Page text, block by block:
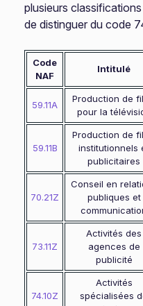
plusieurs
de distinguer du code
Code
NAF
Intitulé
59.11A
Production de
pour la
59.11B
Production de
institutionnels
publicitaires
70.21Z
Conseil en
publiques et
73.11Z
Activités des
agences de
publicité
74.10Z
Activités
spécialisées